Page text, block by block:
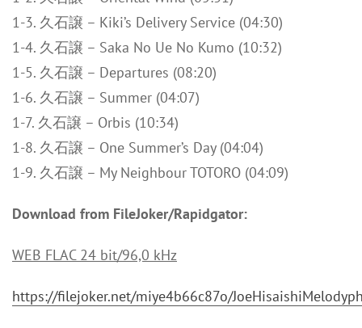
1-3. 久石譲 – Kiki’s Delivery Service (04:30)
1-4. 久石譲 – Saka No Ue No Kumo (10:32)
1-5. 久石譲 – Departures (08:20)
1-6. 久石譲 – Summer (04:07)
1-7. 久石譲 – Orbis (10:34)
1-8. 久石譲 – One Summer’s Day (04:04)
1-9. 久石譲 – My Neighbour TOTORO (04:09)
Download from FileJoker/Rapidgator:
WEB FLAC 24 bit/96,0 kHz
https://filejoker.net/miye4b66c87o/